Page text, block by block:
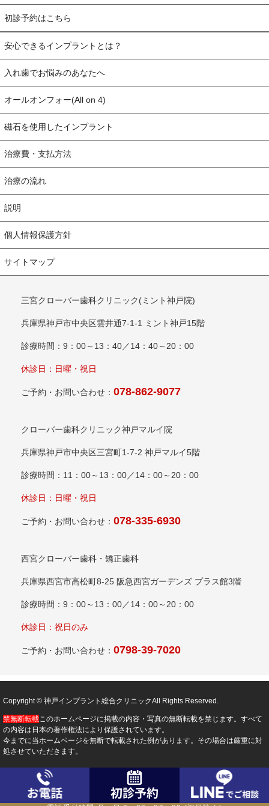
初診予約はこちら
安心できるインプラントとは？
入れ歯でお悩みのあなたへ
オールオンフォー(All on 4)
磁石を使用したインプラント
治療費・支払方法
治療の流れ
説明
個人情報保護方針
サイトマップ
三宮クローバー歯科クリニック(ミント神戸院)
兵庫県神戸市中央区雲井通7-1-1 ミント神戸15階
診療時間：9：00～13：40／14：40～20：00
休診日：日曜・祝日
ご予約・お問い合わせ： 078-862-9077
クローバー歯科クリニック神戸マルイ院
兵庫県神戸市中央区三宮町1-7-2 神戸マルイ5階
診療時間：11：00～13：00／14：00～20：00
休診日：日曜・祝日
ご予約・お問い合わせ： 078-335-6930
西宮クローバー歯科・矯正歯科
兵庫県西宮市高松町8-25 阪急西宮ガーデンズ プラス館3階
診療時間：9：00～13：00／14：00～20：00
休診日：祝日のみ
ご予約・お問い合わせ： 0798-39-7020
Copyright © 神戸インプラント総合クリニックAll Rights Reserved.
禁無断転載このホームページに掲載の内容・写真の無断転載を禁じます。すべて
の内容は日本の著作権法により保護されています。
今までに当ホームページを無断で転載された例があります。その場合は厳重に対
処させていただきます。